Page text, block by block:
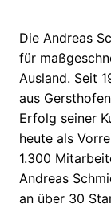
Die Andreas
für
Ausland. Seit
aus
Erfolg seiner
heute als
1.300
Andreas
an über 30